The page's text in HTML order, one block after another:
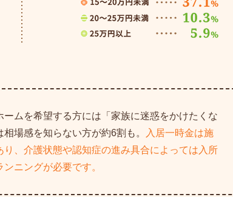
ムを希望する方には「家族に迷惑をかけたくな
場感を知らない方が約6割も。
入居一時金は施
、介護状態や認知症の進み具合によっては入所
ニングが必要です。